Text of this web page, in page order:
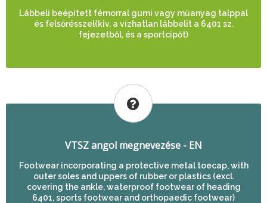
Lábbeli beépített fémorral gumi vagy műanyag talppal
és felsőrésszel(kiv. a vízhatlan lábbelit a 6401 sz.
fejezetből, és a sportcipőt)
VTSZ angol megnevezése - EN
Footwear incorporating a protective metal toecap, with
outer soles and uppers of rubber or plastics (excl.
covering the ankle, waterproof footwear of heading
6401, sports footwear and orthopaedic footwear)